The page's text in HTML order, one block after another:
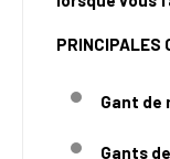
PRINCIPALES
Gant de
Gants